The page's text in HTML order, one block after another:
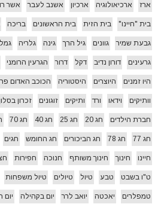
ארז ארכיאולוגיה ארכיון אשנב לעבר אשר
בית "חיינו" בית הזית בית הראשונים בריכה
גבעת שמיר גוונים גיל הרך גינה גלריה
גרעינים דורון נדיב דקל דרור הגרעין הרומני
היו זמנים היוצרים היסטוריה הכוכב האדום
וותיקים וידאו ורד ותיקים זוגונים זכרון
חברת הילדים חג 20 חג 25 חג 40 חג 70
חג 77 חג 78 חג הביכורים חג החומש חגים
חיינו חינוך חינוך משותף חנוכה חפירות
ט"ו בשבט טבע טיול טיולים טיול משפחות
טמפלרים יאכטה יואב לרר יום בקהילה יום